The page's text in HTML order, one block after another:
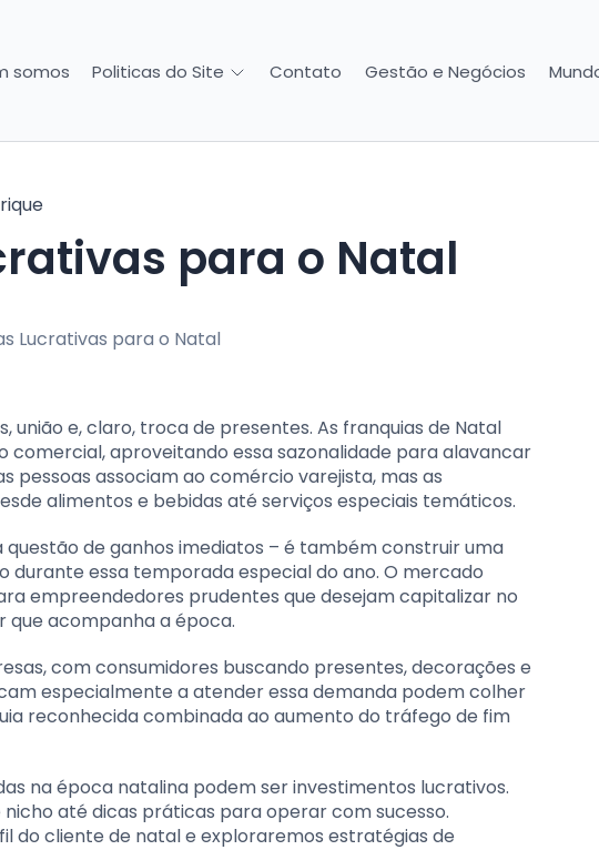
somos Politicas do Site Contato Gestão e Negócios
para o Natal
união e, claro, troca de presentes. As franquias de Natal
aproveitando essa sazonalidade para alavancar
pessoas associam ao comércio varejista, mas as
alimentos e bebidas até serviços especiais temáticos.
de ganhos imediatos – é também construir uma
durante essa temporada especial do ano. O mercado
empreendedores prudentes que desejam capitalizar no
que acompanha a época.
com consumidores buscando presentes, decorações e
especialmente a atender essa demanda podem colher
reconhecida combinada ao aumento do tráfego de fim
na época natalina podem ser investimentos lucrativos.
até dicas práticas para operar com sucesso.
do cliente de natal e exploraremos estratégias de